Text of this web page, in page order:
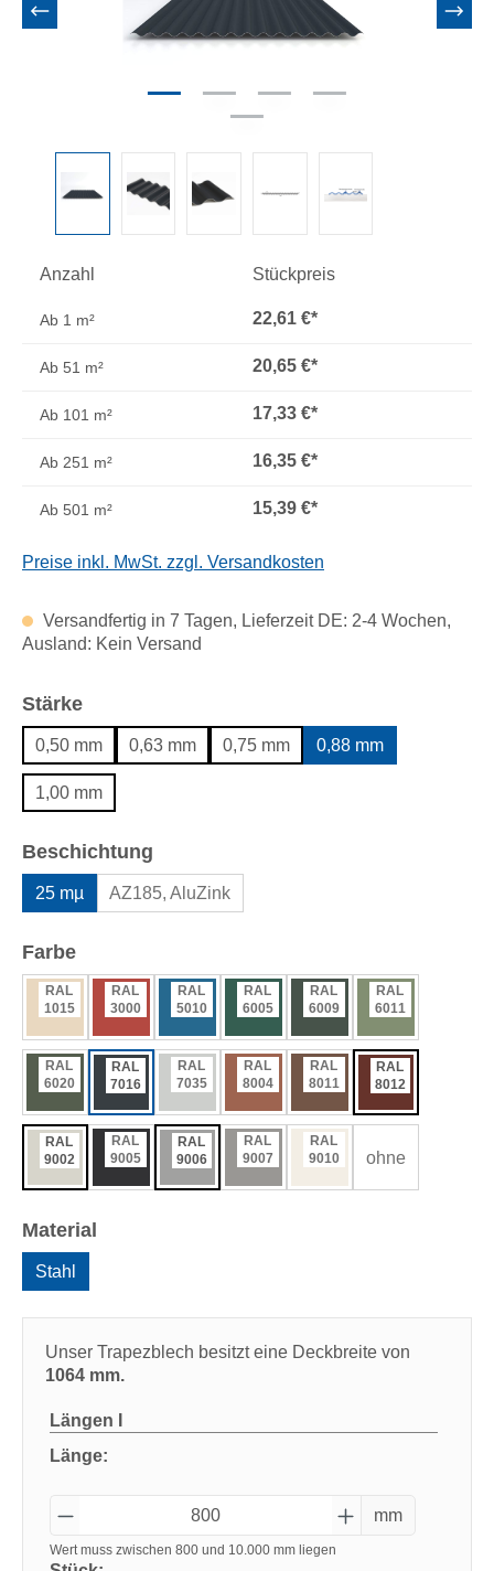
Anzahl Stückpreis
Ab 1 m² 22,61 €*
Ab 51 m² 20,65 €*
Ab 101 m² 17,33 €*
Ab 251 m² 16,35 €*
Ab 501 m² 15,39 €*
Preise inkl. MwSt. zzgl. Versandkosten
Versandfertig in 7 Tagen, Lieferzeit DE: 2-4 Wochen,
Ausland: Kein Versand
Stärkeauswählen
0,50 mm 0,63 mm 0,75 mm 0,88 mm
1,00 mm
Beschichtung
25 mµ AZ185, AluZink
Farbeauswählen
RAL
1015
RAL
3000
RAL
5010
RAL
6005
RAL
6009
RAL
6011
RAL
6020
RAL
7016
RAL
7035
RAL
8004
RAL
8011
RAL
8012
RAL
9002
RAL
9005
RAL
9006
RAL
9007
RAL
9010
ohne
Material
Stahl
Unser Trapezblech besitzt eine Deckbreite von
1064 mm.
Längen
Länge:
mm
Wert muss zwischen 800 und 10.000 mm liegen